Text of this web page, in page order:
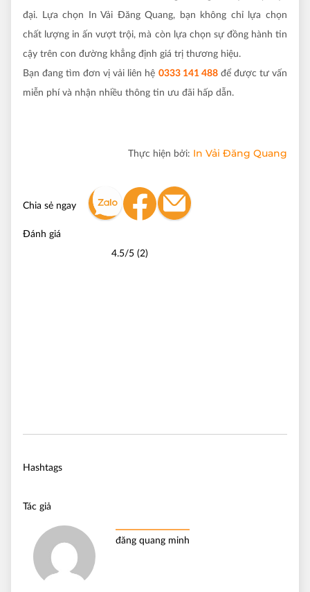
đại. Lựa chọn In Vải Đăng Quang, bạn không chỉ lựa chọn
chất lượng in ấn vượt trội, mà còn lựa chọn sự đồng hành tin
cậy trên con đường khẳng định giá trị thương hiệu.
Bạn đang tìm đơn vị vải liên hệ 0333 141 488để được tư vấn
miễn phí và nhận nhiều thông tin ưu đãi hấp dẫn.
Thực hiện bởi: In Vải Đăng Quang
Chia sẻ ngay
Đánh giá
4.5/5 (2)
Hashtags
Tác giả
đăng quang minh